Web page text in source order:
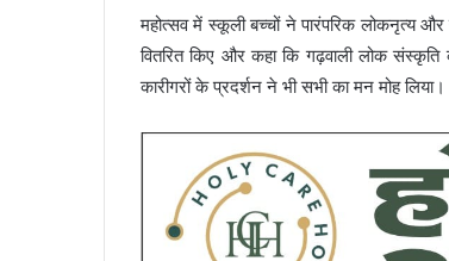
महोत्सव में स्कूली बच्चों ने पारंपरिक लोकनृत्य और
वितरित किए और कहा कि गढ़वाली लोक संस्कृति
कारीगरों के प्रदर्शन ने भी सभी का मन मोह लिया।